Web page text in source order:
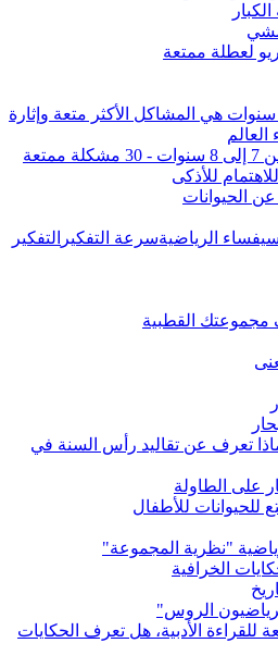
لعطلة ممتعة
الألغاز للأطفال بعمر 5 سنوات هي المشاكل الأكثر متعة وإثارة
للأذكى
عن الحيوانات
الرياضيةسرعة التفكير التفكير
القطبية
تعرف عن تقاليد رأس السنة في
على الطاولة
للحيوانات للأطفال
"نظرية المجموعة"
الخرافية
الروس"
للقراءة الأدبية، هل تعرف الحكايات